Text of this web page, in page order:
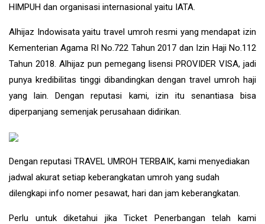
HIMPUH dan organisasi internasional yaitu IATA.
Alhijaz Indowisatayaitu travel umroh resmi yang mendapat izin
Kementerian Agama RI No.722 Tahun 2017 dan Izin Haji No.112
Tahun 2018. Alhijaz pun pemegang lisensi PROVIDER VISA, jadi
punya kredibilitas tinggi dibandingkan dengan travel umroh haji
yang lain. Dengan reputasi kami, izin itu senantiasa bisa
diperpanjang semenjak perusahaan didirikan.
Dengan reputasi TRAVEL UMROH TERBAIK, kami menyediakan
jadwal akurat setiap keberangkatan umroh yang sudah
dilengkapi info nomer pesawat, hari dan jam keberangkatan.
Perlu untuk diketahui jika Ticket Penerbangan telah kami